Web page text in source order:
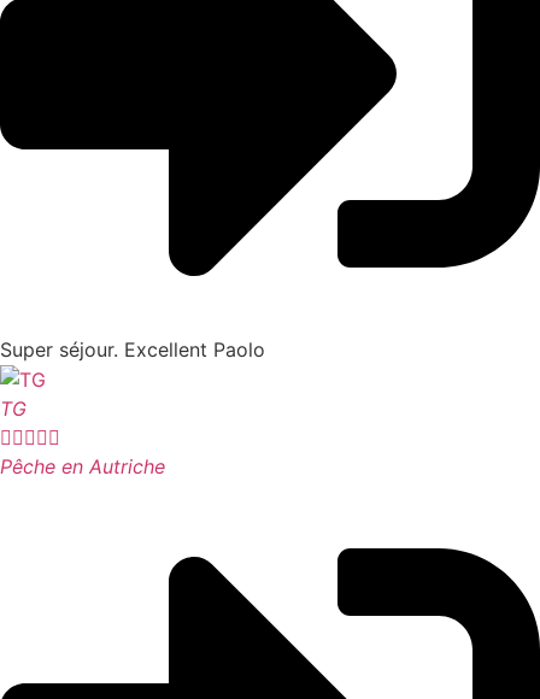
Super séjour. Excellent Paolo
TG

Pêche en Autriche